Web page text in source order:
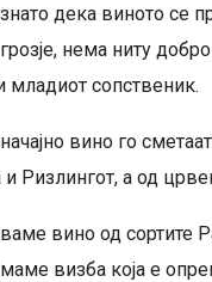
дека виното се
нема ниту
младиот сопственик.
вино го
и Ризлингот, а од
вино од сортите
визба која е